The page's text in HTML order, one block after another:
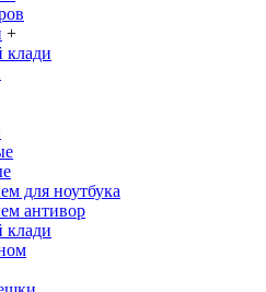
+
клади
для ноутбука
антивор
клади